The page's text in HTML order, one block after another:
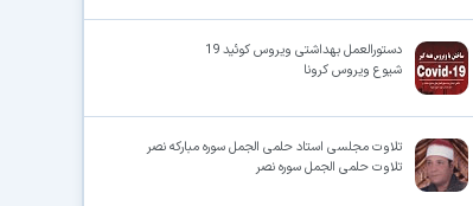
دستورالعمل بهداشتی ویروس کوئید 19
شیوع ویروس کرونا
تلاوت مجلسی استاد حلمی الجمل سوره مبارکه نصر
تلاوت حلمی الجمل سوره نصر